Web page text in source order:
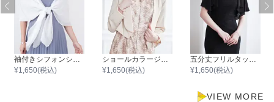
¥1,650(税込)
¥1,650(税込)
¥1,650(税込)
VIEW MORE